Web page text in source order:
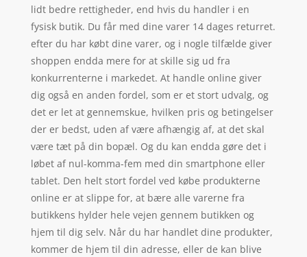
lidt bedre rettigheder, end hvis du handler i en
fysisk butik. Du får med dine varer 14 dages returret.
efter du har købt dine varer, og i nogle tilfælde giver
shoppen endda mere for at skille sig ud fra
konkurrenterne i markedet. At handle online giver
dig også en anden fordel, som er et stort udvalg, og
det er let at gennemskue, hvilken pris og betingelser
der er bedst, uden af være afhængig af, at det skal
være tæt på din bopæl. Og du kan endda gøre det i
løbet af nul-komma-fem med din smartphone eller
tablet. Den helt stort fordel ved købe produkterne
online er at slippe for, at bære alle varerne fra
butikkens hylder hele vejen gennem butikken og
hjem til dig selv. Når du har handlet dine produkter,
kommer de hjem til din adresse, eller de kan blive